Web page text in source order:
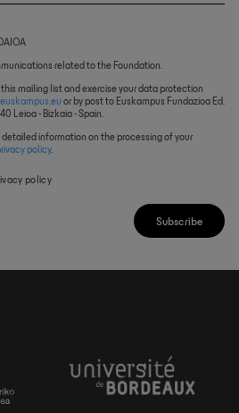
Subscribe
related to the Foundation.
mailing list and exercise your data protection
or by post to Euskampus Fundazioa Ed.
Leioa - Bizkaia - Spain.
detailed information on the processing of your
policy.
policy